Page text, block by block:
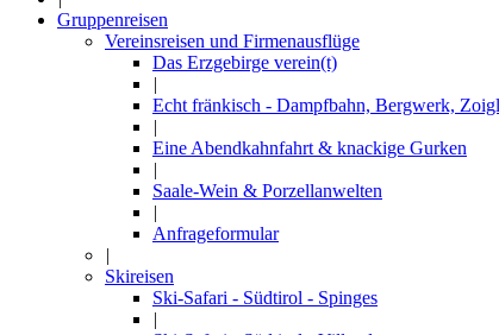
Gruppenreisen
Vereinsreisen und Firmenausflüge
Das Erzgebirge verein(t)
|
Echt fränkisch - Dampfbahn, Bergwerk,
|
Eine Abendkahnfahrt & knackige Gurken
|
Saale-Wein & Porzellanwelten
|
Anfrageformular
|
Skireisen
Ski-Safari - Südtirol - Spinges
|